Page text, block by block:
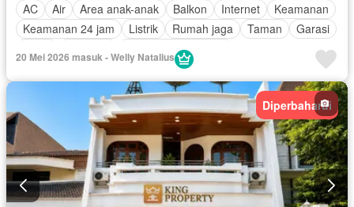
AC
Air Area anak-anak Balkon Internet
Keamanan
Keamanan 24 jam
Listrik Rumah jaga Taman
Garasi
Sebagian perabotan
20 Mei 2026 masuk - Welly Natalius
Diperbaharui